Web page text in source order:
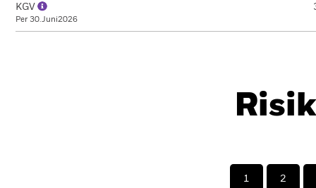
KGV
Per 30.Juni2026
1 2